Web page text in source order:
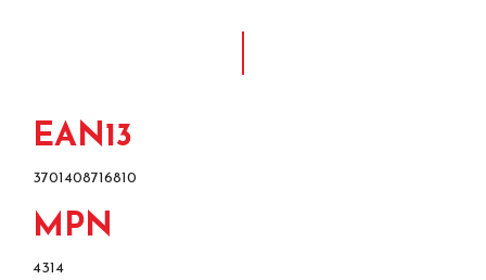
EAN13
3701408716810
MPN
4314